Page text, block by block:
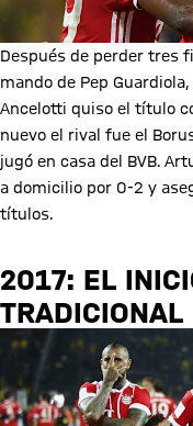
Después de perder tres
mando de Pep
Ancelotti quiso el título
nuevo el rival fue el
jugó en casa del BVB.
a domicilio por 0-2 y
títulos.
2017: EL
TRADICIONAL